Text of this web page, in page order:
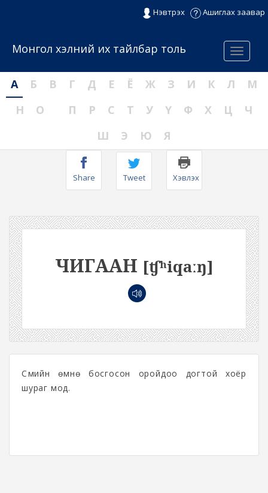
Нэвтрэх Ашиглах заавар
Menu
Монгол хэлний их тайлбар толь
А Б В Г Д Е Ё Ж З И К Л
М
Н
О П Р С Т У Ү Ф Х Ц
Ч
Ш
Э Ю Я
Share Tweet Хэвлэх
ЧИГААН [ʧʰiqaːŋ]
Сүмийн өмнө босгосон оройдоо догтой хоёр
шураг мод.